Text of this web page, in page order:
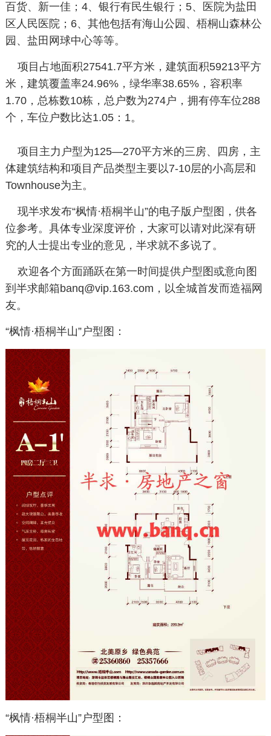
百货、新一佳；4、银行有民生银行；5、医院为盐田
区人民医院；6、其他包括有海山公园、梧桐山森林公
园、盐田网球中心等等。
项目占地面积27541.7平方米，建筑面积59213平方
米，建筑覆盖率24.96%，绿华率38.65%，容积率
1.70，总栋数10栋，总户数为274户，拥有停车位288
个，车位户数比达1.05：1。
项目主力户型为125—270平方米的三房、四房，主
体建筑结构和项目产品类型主要以7-10层的小高层和
Townhouse为主。
现半求发布“枫情·梧桐半山”的电子版户型图，供各
位参考。具体专业深度评价，大家可以请对此深有研
究的人士提出专业的意见，半求就不多说了。
欢迎各个方面踊跃在第一时间提供户型图或意向图
到半求邮箱banq@vip.163.com ，以全城首发而造福网
友。
“枫情·梧桐半山”户型图：
“枫情·梧桐半山”户型图：